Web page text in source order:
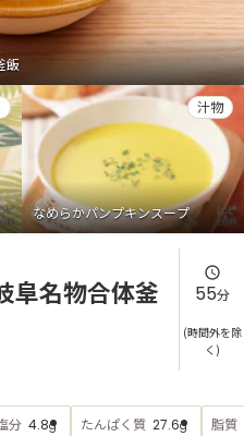
せ
飯
なめらかパンプキンスープ
汁物
阜名物合体釜
55分
(時間外を除
く)
分 4.8g たんぱく質 27.6g 脂質